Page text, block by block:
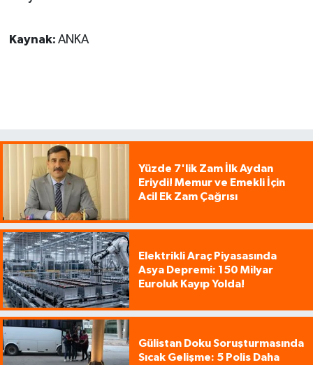
Kaynak: ANKA
Yüzde 7'lik Zam İlk Aydan
Eriydi! Memur ve Emekli İçin
Acil Ek Zam Çağrısı
Elektrikli Araç Piyasasında
Asya Depremi: 150 Milyar
Euroluk Kayıp Yolda!
Gülistan Doku Soruşturmasında
Sıcak Gelişme: 5 Polis Daha